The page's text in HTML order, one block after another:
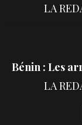
Bénin : Les